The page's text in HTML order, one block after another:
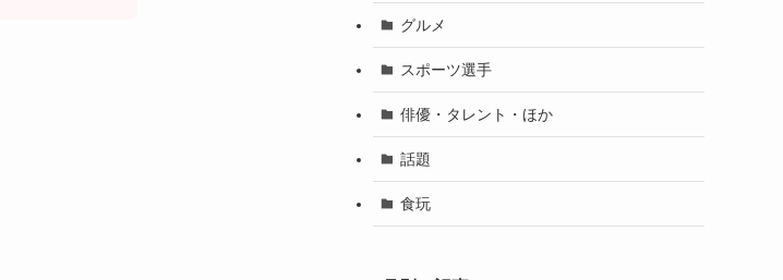
グルメ
スポーツ選手
俳優・タレント・ほか
話題
食玩